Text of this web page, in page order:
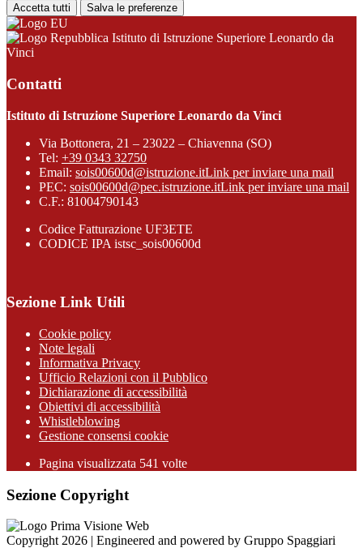
Accetta tutti Salva le preferenze
Istituto di Istruzione Superiore Leonardo da
Vinci
Contatti
Istituto di Istruzione Superiore Leonardo da Vinci
Via Bottonera, 21 – 23022 – Chiavenna (SO)
Tel: +39 0343 32750
Email: sois00600d@istruzione.itLink per inviare una mail
PEC: sois00600d@pec.istruzione.itLink per inviare una mail
C.F.: 81004790143
Codice Fatturazione UF3ETE
CODICE IPA istsc_sois00600d
Sezione Link Utili
Cookie policy
Note legali
Informativa Privacy
Ufficio Relazioni con il Pubblico
Dichiarazione di accessibilità
Obiettivi di accessibilità
Whistleblowing
Gestione consensi cookie
Pagina visualizzata 541 volte
Sezione Copyright
Copyright 2026 | Engineered and powered by Gruppo Spaggiari